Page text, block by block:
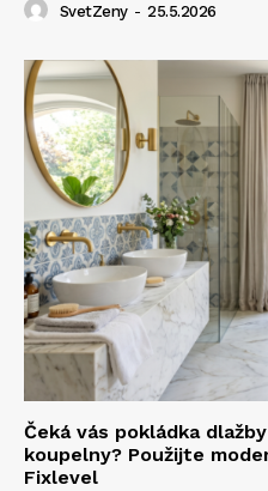
SvetZeny - 25.5.2026
Čeká vás pokládka
koupelny? Použijte
Fixlevel